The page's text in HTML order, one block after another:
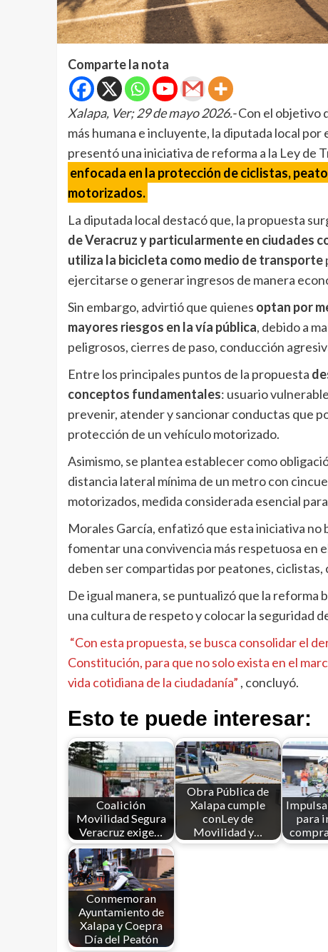
Comparte la nota
Xalapa, Ver; 29 de mayo 2026.-Con el objetivo
más humana e incluyente, la diputada local por
presentó una iniciativa de reforma a la Ley de
enfocada en la protección de ciclistas,
motorizados.
La diputada local destacó que, la propuesta
de Veracruz y particularmente en ciudades
utiliza la bicicleta como medio de transporte
ejercitarse o generar ingresos de manera
Sin embargo, advirtió que quienes optan por
mayores riesgos en la vía pública, debido a
peligrosos, cierres de paso, conducción
Entre los principales puntos de la propuesta
conceptos fundamentales: usuario
prevenir, atender y sancionar conductas que
protección de un vehículo motorizado.
Asimismo, se plantea establecer como
distancia lateral mínima de un metro con
motorizados, medida considerada esencial
Morales García, enfatizó que esta iniciativa
fomentar una convivencia más respetuosa en
deben ser compartidas por peatones,
De igual manera, se puntualizó que la
una cultura de respeto y colocar la seguridad
“Con esta propuesta, se busca consolidar el
Constitución, para que no solo exista en el
vida cotidiana de la ciudadanía” , concluyó.
Esto te puede interesar:
Coalición
Movilidad Segura
Veracruz exige…
Obra Pública de
Xalapa cumple
conLey de
Movilidad y…
para
Conmemoran
Ayuntamiento de
Xalapa y Coepra
Día del Peatón